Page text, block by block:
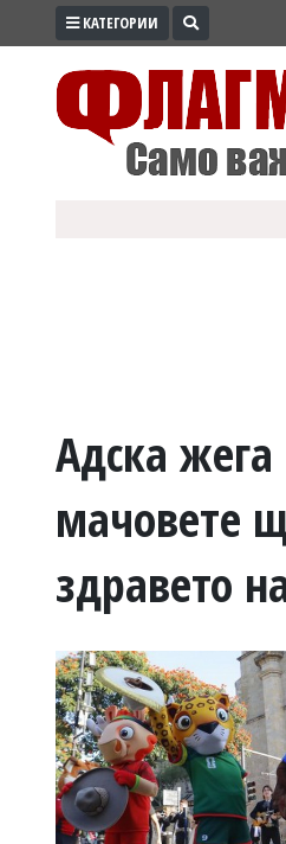
ПРОМО
ВОЙНАТА
УКРАЙНА
СПОРТ
РАЗСЛЕДВАНЕ
БИЗНЕС
Управители:
Веселин
Василев,
v.vasilev@flagman.bg
КАТЕГОРИИ
Адска
мачовете
здравето